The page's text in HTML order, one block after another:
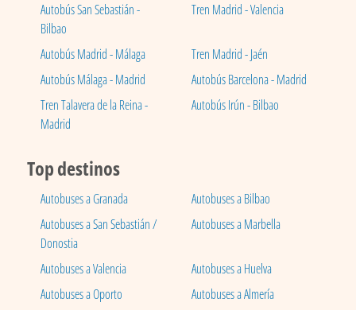
Autobús San Sebastián -
Bilbao
Tren Madrid - Valencia
Autobús Madrid - Málaga
Tren Madrid - Jaén
Autobús Málaga - Madrid
Autobús Barcelona - Madrid
Tren Talavera de la Reina -
Madrid
Autobús Irún - Bilbao
Top destinos
Autobuses a Granada
Autobuses a Bilbao
Autobuses a San Sebastián /
Donostia
Autobuses a Marbella
Autobuses a Valencia
Autobuses a Huelva
Autobuses a Oporto
Autobuses a Almería